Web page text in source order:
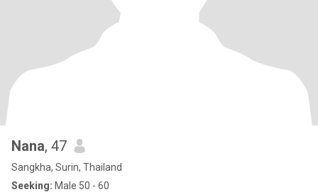
Nana, 47
Sangkha, Surin, Thailand
Seeking: Male 50 - 60